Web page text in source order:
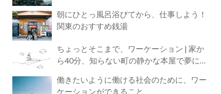
朝にひとっ風呂浴びてから、仕事しよう！
関東のおすすめ銭湯
ちょっとそこまで、ワーケーション | 家か
ら40分、知らない町の静かな本屋で夢に近
働きたいように働ける社会のために、ワー
ケーションができること